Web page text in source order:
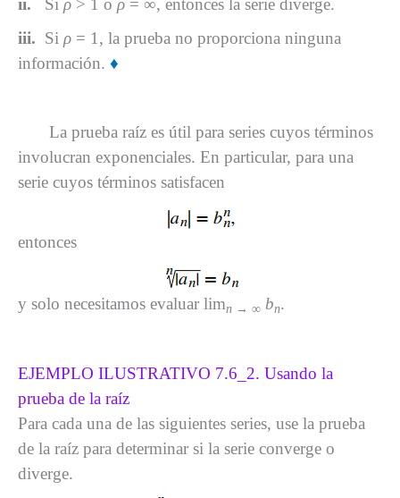
ii. Si ρ > 1 o ρ = ∞, entonces la serie diverge.
iii. Si ρ = 1, la prueba no proporciona ninguna
información. ♦
La prueba raíz es útil para series cuyos términos
involucran exponenciales. En particular, para una
serie cuyos términos satisfacen
entonces
y solo necesitamos evaluar limn → ∞ bn.
EJEMPLO ILUSTRATIVO 7.6_2. Usando la
prueba de la raíz
Para cada una de las siguientes series, use la prueba
de la raíz para determinar si la serie converge o
diverge.